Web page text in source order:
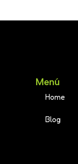
Menú
Home
Blog